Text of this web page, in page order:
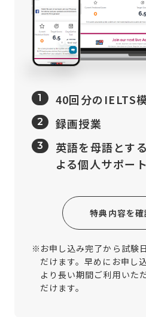
1 40回分のIELTS
2 録画授業
3
英語を母語とす
よる個人サポート
特典内容を確
※ お申し込み完了から試験
だけます。早めにお申し
より長い期間ご利用いた
だけます。